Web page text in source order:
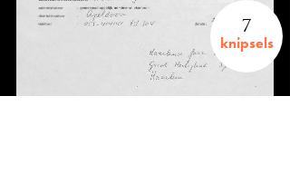
7
knipsels